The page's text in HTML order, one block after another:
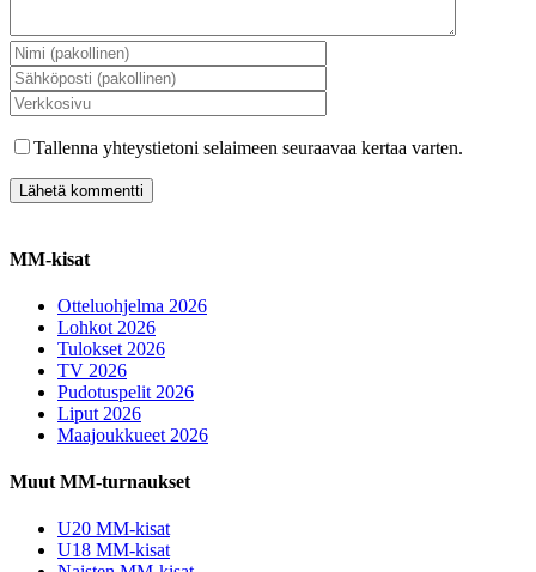
Tallenna yhteystietoni selaimeen seuraavaa kertaa varten.
MM-kisat
Otteluohjelma 2026
Lohkot 2026
Tulokset 2026
TV 2026
Pudotuspelit 2026
Liput 2026
Maajoukkueet 2026
Muut MM-turnaukset
U20 MM-kisat
U18 MM-kisat